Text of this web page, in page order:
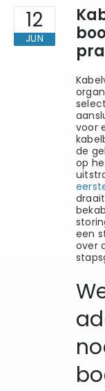
12
JUN
voor
de
op
een
over